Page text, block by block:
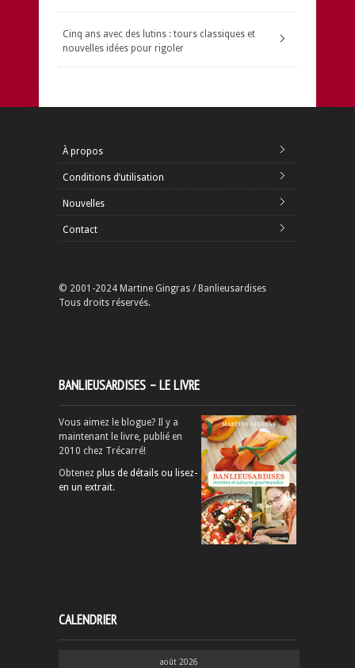
Cinq ans avec des lutins : tours classiques et
nouvelles idées pour rigoler
À propos
Conditions d’utilisation
Nouvelles
Contact
© 2001-2024 Martine Gingras / Banlieusardises
Tous droits réservés.
BANLIEUSARDISES – LE LIVRE
Vous aimez le blogue? Il y a
maintenant le livre, publié en
2010 chez Trécarré!
Obtenez plus de détails ou lisez-
en un extrait.
CALENDRIER
août 2026